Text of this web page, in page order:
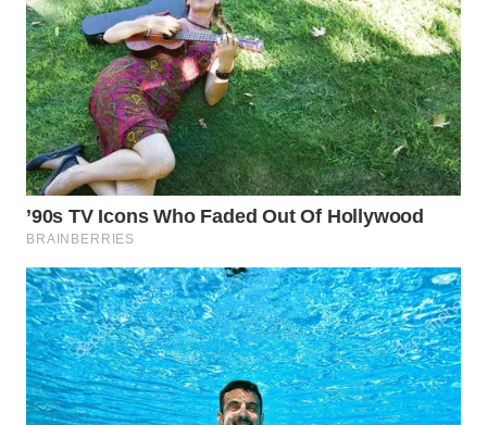
SULUT
WN
MALUKU
WN
MALUT
WN
WN
DANAU
TOBA
WN